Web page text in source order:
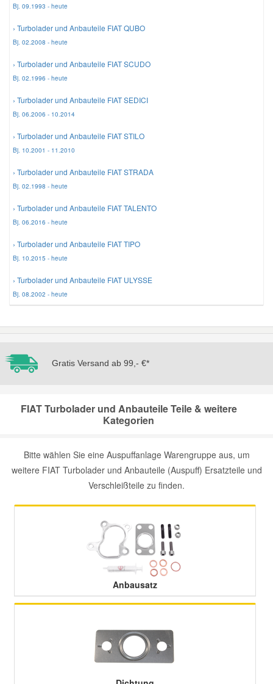
Bj. 09.1993 - heute
› Turbolader und Anbauteile FIAT QUBO
Bj. 02.2008 - heute
› Turbolader und Anbauteile FIAT SCUDO
Bj. 02.1996 - heute
› Turbolader und Anbauteile FIAT SEDICI
Bj. 06.2006 - 10.2014
› Turbolader und Anbauteile FIAT STILO
Bj. 10.2001 - 11.2010
› Turbolader und Anbauteile FIAT STRADA
Bj. 02.1998 - heute
› Turbolader und Anbauteile FIAT TALENTO
Bj. 06.2016 - heute
› Turbolader und Anbauteile FIAT TIPO
Bj. 10.2015 - heute
› Turbolader und Anbauteile FIAT ULYSSE
Bj. 08.2002 - heute
Gratis Versand ab 99,- €*
FIAT Turbolader und Anbauteile Teile & weitere
Kategorien
Bitte wählen Sie eine Auspuffanlage Warengruppe aus, um
weitere FIAT Turbolader und Anbauteile (Auspuff) Ersatzteile und
Verschleißteile zu finden.
Anbausatz
Volvo Ersatzteile